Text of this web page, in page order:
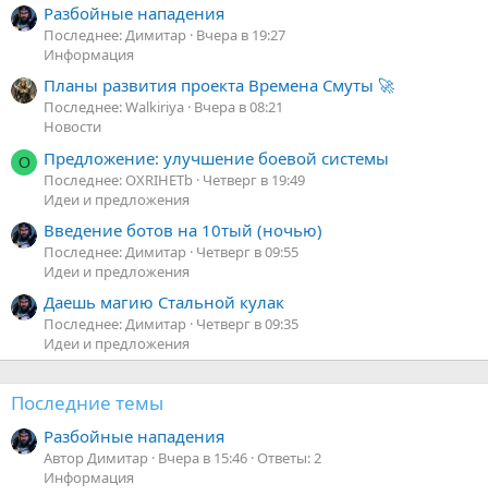
Разбойные нападения
Последнее: Димитар Вчера в 19:27
Информация
Планы развития проекта Времена Смуты 🚀
Последнее: Walkiriya Вчера в 08:21
Новости
O Предложение: улучшение боевой системы
Последнее: OXRIHETb Четверг в 19:49
Идеи и предложения
Введение ботов на 10тый (ночью)
Последнее: Димитар Четверг в 09:55
Идеи и предложения
Даешь магию Стальной кулак
Последнее: Димитар Четверг в 09:35
Идеи и предложения
Последние темы
Разбойные нападения
Автор Димитар Вчера в 15:46 Ответы: 2
Информация